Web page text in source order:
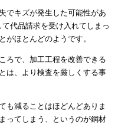
でキズが発生した可能性があ
代品請求を受け入れてしまっ
がほとんどのようです。
ろで、加工工程を改善できる
は、より検査を厳しくする事
も減ることはほどんどありま
ってしまう、というのが鋼材